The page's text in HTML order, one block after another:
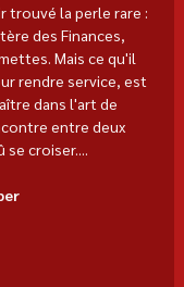
trouvé la perle rare :
des Finances,
Mais ce qu'il
rendre service, est
dans l'art de
entre deux
se croiser....